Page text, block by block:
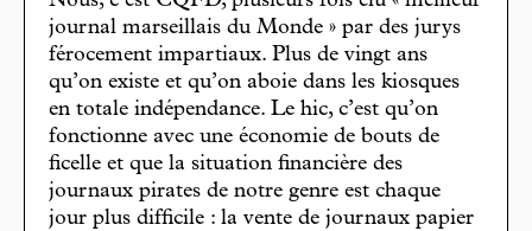
journal marseillais du Monde » par des jurys
férocement impartiaux. Plus de vingt ans
qu’on existe et qu’on aboie dans les kiosques
en totale indépendance. Le hic, c’est qu’on
fonctionne avec une économie de bouts de
ficelle et que la situation financière des
journaux pirates de notre genre est chaque
jour plus difficile : la vente de journaux papier